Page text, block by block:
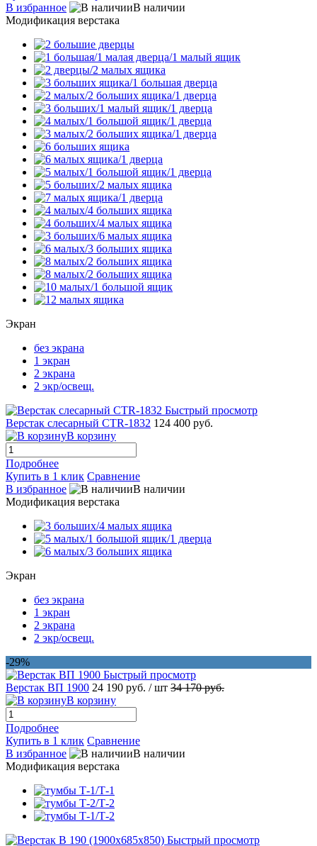
В избранное
В наличии
Модификация верстака
Экран
без экрана
1 экран
2 экрана
2 экр/освещ.
Быстрый просмотр
Верстак слесарный CTR-1832 124 400 руб.
В корзину
Подробнее
Купить в 1 клик Сравнение
В избранное
В наличии
Модификация верстака
Экран
без экрана
1 экран
2 экрана
2 экр/освещ.
-29%
Быстрый просмотр
Верстак ВП 1900 24 190 руб. / шт 34 170 руб.
В корзину
Подробнее
Купить в 1 клик Сравнение
В избранное
В наличии
Модификация верстака
Быстрый просмотр